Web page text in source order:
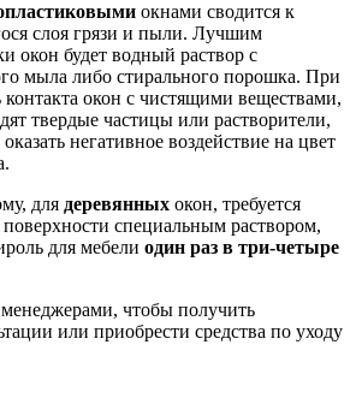
окнами сводится к
слоя грязи и пыли. Лучшим
окон будет водный раствор с
мыла либо стирального порошка. При
окон с чистящими веществами,
твердые частицы или растворители,
негативное воздействие на цвет
для деревянных окон, требуется
специальным раствором,
для мебели один раз в три-четыре
чтобы получить
или приобрести средства по уходу